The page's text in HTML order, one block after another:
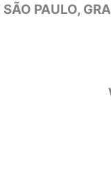
SÃO PAULO,